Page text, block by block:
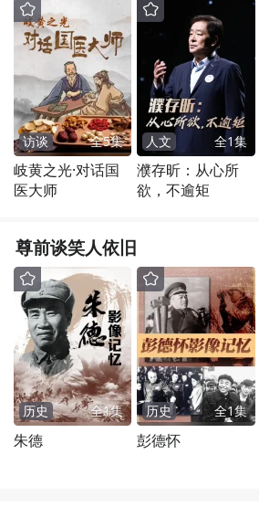
访谈 全5集
岐黄之光·对话国
医大师
人文 全1集
濮存昕：从心所
欲，不逾矩
尊前谈笑人依旧
历史 全1集
朱德
历史 全1集
彭德怀